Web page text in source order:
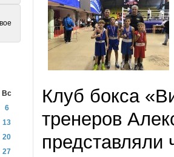
Клуб бокса
тренеров
представляли
Вс
6
13
20
27